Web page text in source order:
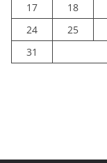
17
18
24
25
31